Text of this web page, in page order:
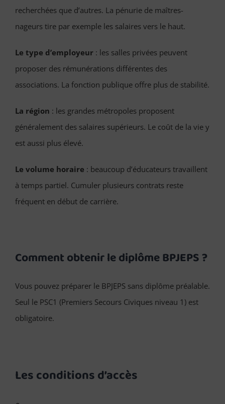
recherchées que d’autres. La pénurie de maîtres-
nageurs tire par exemple les salaires vers le haut.
Le type d’employeur : les salles privées peuvent
proposer des rémunérations différentes des
associations. La fonction publique offre plus de stabilité.
La région : les grandes métropoles proposent
généralement des salaires supérieurs. Le coût de la vie y
est aussi plus élevé.
Le volume horaire : beaucoup d’éducateurs travaillent
à temps partiel. Cumuler plusieurs contrats reste
fréquent en début de carrière.
Comment obtenir le diplôme BPJEPS ?
Vous pouvez préparer le BPJEPS sans diplôme préalable.
Seul le PSC1 (Premiers Secours Civiques niveau 1) est
obligatoire.
Les conditions d’accès